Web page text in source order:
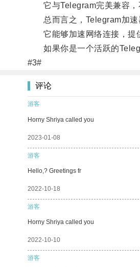
它与Telegram完美兼容，
总而言之，Telegram加速
它能够加速网络连接，提供
如果你是一个活跃的
#3#
评论
游客
Horny Shriya called you
2023-01-08
游客
Hello,? Greetings fr
2022-10-18
游客
Horny Shriya called you
2022-10-10
游客